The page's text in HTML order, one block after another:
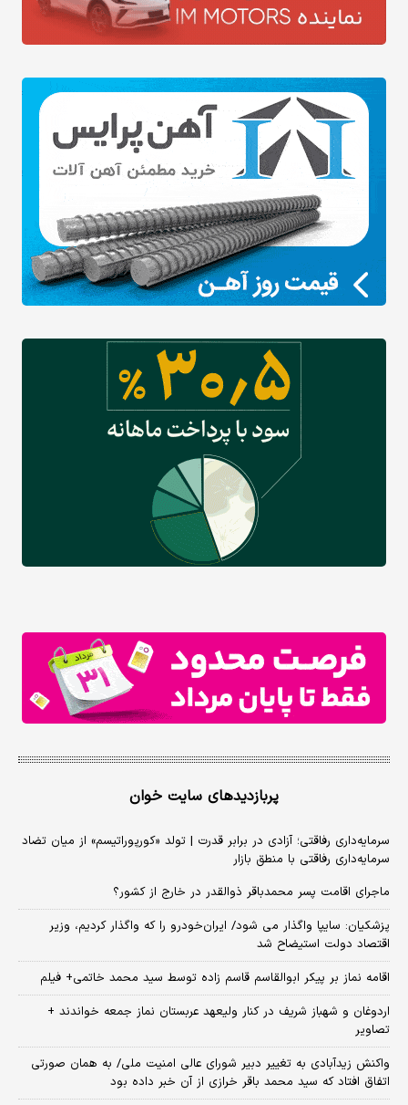
پربازدیدهای سایت خوان
سرمایه‌داری رفاقتی؛ آزادی در برابر قدرت | تولد «کورپوراتیسم» از میان تضاد
سرمایه‌داری رفاقتی با منطق بازار
ماجرای اقامت پسر محمدباقر ذوالقدر در خارج از کشور؟
پزشکیان: سایپا واگذار می شود/ ایران‌خودرو را که واگذار کردیم، وزیر
اقتصاد دولت استیضاح شد
اقامه نماز بر پیکر ابوالقاسم قاسم زاده توسط سید محمد خاتمی+ فیلم
اردوغان و شهباز شریف در کنار ولیعهد عربستان نماز جمعه خواندند +
تصاویر
واکنش زیدآبادی به تغییر دبیر شورای عالی امنیت ملی/ به همان صورتی
اتفاق افتاد که سید محمد باقر خرازی از آن خبر داده بود